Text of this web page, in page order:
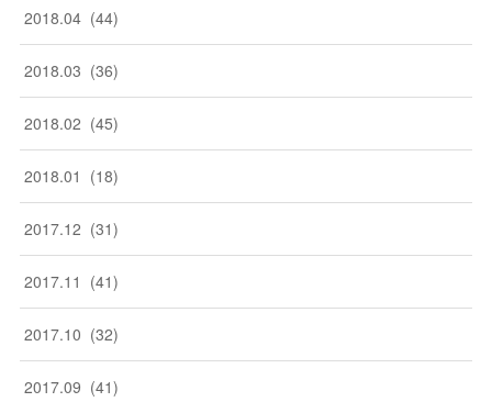
2018.04 (44)
2018.03 (36)
2018.02 (45)
2018.01 (18)
2017.12 (31)
2017.11 (41)
2017.10 (32)
2017.09 (41)